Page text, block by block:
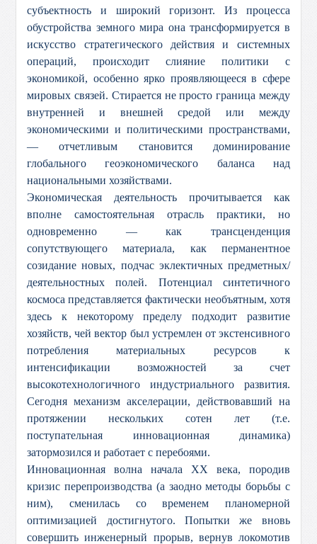
субъектность и широкий горизонт. Из процесса
обустройства земного мира она трансформируется в
искусство стратегического действия и системных
операций, происходит слияние политики с
экономикой, особенно ярко проявляющееся в сфере
мировых связей. Стирается не просто граница между
внутренней и внешней средой или между
экономическими и политическими пространствами,
— отчетливым становится доминирование
глобального геоэкономического баланса над
национальными хозяйствами.
Экономическая деятельность прочитывается как
вполне самостоятельная отрасль практики, но
одновременно — как трансценденция
сопутствующего материала, как перманентное
созидание новых, подчас эклектичных предметных/
деятельностных полей. Потенциал синтетичного
космоса представляется фактически необъятным, хотя
здесь к некоторому пределу подходит развитие
хозяйств, чей вектор был устремлен от экстенсивного
потребления материальных ресурсов к
интенсификации возможностей за счет
высокотехнологичного индустриального развития.
Сегодня механизм акселерации, действовавший на
протяжении нескольких сотен лет (т.е.
поступательная инновационная динамика)
затормозился и работает с перебоями.
Инновационная волна начала ХХ века, породив
кризис перепроизводства (а заодно методы борьбы с
ним), сменилась со временем планомерной
оптимизацией достигнутого. Попытки же вновь
совершить инженерный прорыв, вернув локомотив